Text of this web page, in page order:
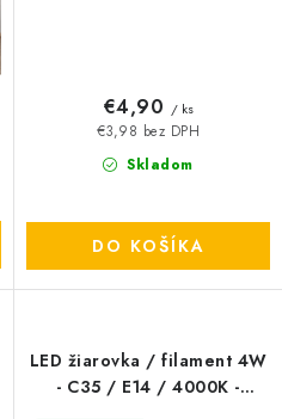
Skladom
€3,98 bez DPH
€4,90 / ks
DO KOŠÍKA
LED žiarovka / filament 4W
- C35 / E14 / 4000K -